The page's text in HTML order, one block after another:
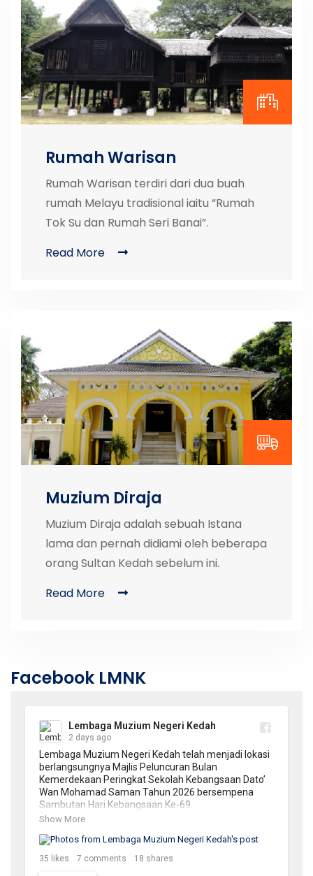
Rumah Warisan
Rumah Warisan terdiri dari dua buah
rumah Melayu tradisional iaitu “Rumah
Tok Su dan Rumah Seri Banai”.
Read More
Muzium Diraja
Muzium Diraja adalah sebuah Istana
lama dan pernah didiami oleh beberapa
orang Sultan Kedah sebelum ini.
Read More
Facebook LMNK
Lembaga Muzium Negeri Kedah
2 days ago
Lembaga Muzium Negeri Kedah telah menjadi lokasi
berlangsungnya Majlis Peluncuran Bulan
Kemerdekaan Peringkat Sekolah Kebangsaan Dato’
Wan Mohamad Saman Tahun 2026 bersempena
Sambutan Hari Kebangsaan Ke-69.
semangat patriotisme, memupuk rasa cinta akan
tanah air serta memperkukuh nilai perpaduan dalam
Show More
35 likes 7 comments 18 shares